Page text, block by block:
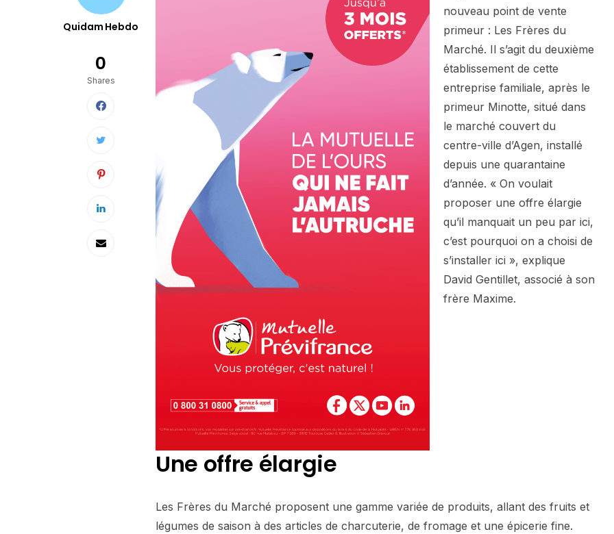
Quidam Hebdo
0
Shares
nouveau point de vente
primeur : Les Frères du
Marché. Il s’agit du deuxième
établissement de cette
entreprise familiale, après le
primeur Minotte, situé dans
le marché couvert du
centre-ville d’Agen, installé
depuis une quarantaine
d’année. « On voulait
proposer une offre élargie
qu’il manquait un peu par ici,
c’est pourquoi on a choisi de
s’installer ici », explique
David Gentillet, associé à son
frère Maxime.
Une offre élargie
Les Frères du Marché proposent une gamme variée de produits, allant des fruits et
légumes de saison à des articles de charcuterie, de fromage et une épicerie fine.